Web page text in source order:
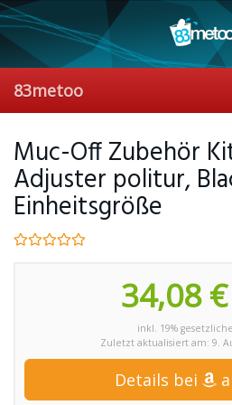
Skip
to
content
83metoo
Muc-Off Zubehör
Adjuster politur,
Einheitsgröße
34,08 €
inkl. 19%
Zuletzt aktualisiert am: 9.
Details bei